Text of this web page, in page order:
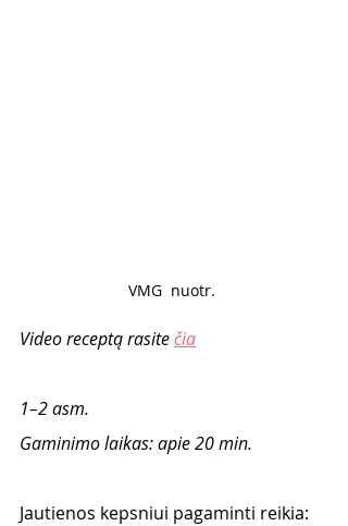
VMG  nuotr.
Video receptą rasite čia
1–2 asm.
Gaminimo laikas: apie 20 min.
Jautienos kepsniui pagaminti reikia: